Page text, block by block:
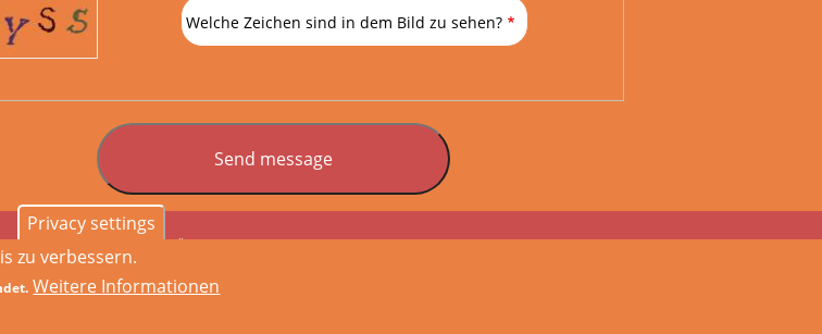
Welche Zeichen sind in dem Bild zu sehen?
Über Mich Kontakt
Datenschutz
Lokal
Privacy settings
zu verbessern.
Weitere Informationen